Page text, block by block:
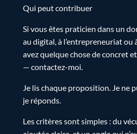
Qui peut contribuer
Si vous êtes praticien dans un
au digital, à l’entrepreneuriat ou
avez quelque chose de concret
— contactez-moi.
Je lis chaque proposition. Je ne
je réponds.
Les critères sont simples : du